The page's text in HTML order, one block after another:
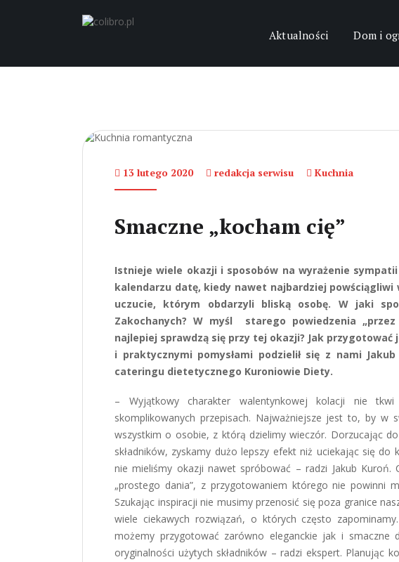
Aktualności Dom i
13 lutego 2020 redakcja serwisu Kuchnia
Smaczne „kocham cię”
Istnieje wiele okazji i sposobów na wyrażenie
kalendarzu datę, kiedy nawet najbardziej
uczucie, którym obdarzyli bliską osobę. W jaki
Zakochanych? W myśl starego powiedzenia
najlepiej sprawdzą się przy tej okazji? Jak przygotować
i praktycznymi pomysłami podzielił się z nami
cateringu dietetycznego Kuroniowie Diety.
– Wyjątkowy charakter walentynkowej kolacji nie
skomplikowanych przepisach. Najważniejsze jest to, by w
wszystkim o osobie, z którą dzielimy wieczór. Dorzucając
składników, zyskamy dużo lepszy efekt niż uciekając się
nie mieliśmy okazji nawet spróbować – radzi Jakub Kuroń.
„prostego dania”, z przygotowaniem którego nie powinni
Szukając inspiracji nie musimy przenosić się poza granice
wiele ciekawych rozwiązań, o których często
możemy przygotować zarówno eleganckie jak i smaczne
oryginalności użytych składników – radzi ekspert. Planując